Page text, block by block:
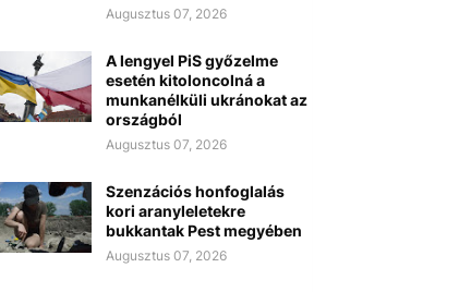
Augusztus 07, 2026
A lengyel PiS győzelme
esetén kitoloncolná a
munkanélküli ukránokat az
országból
Augusztus 07, 2026
Szenzációs honfoglalás
kori aranyleletekre
bukkantak Pest megyében
Augusztus 07, 2026